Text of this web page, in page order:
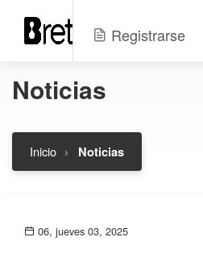
Registrarse
Noticias
Inicio Noticias
06, jueves 03, 2025